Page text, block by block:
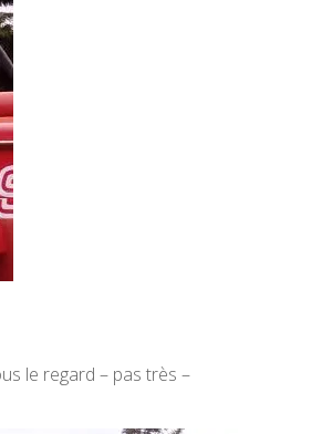
le regard – pas très –